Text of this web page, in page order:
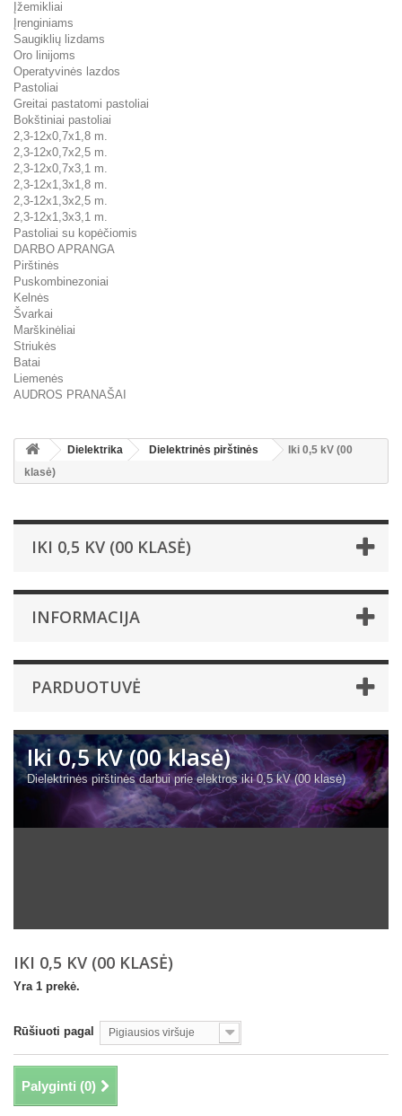
Įžemikliai
Įrenginiams
Saugiklių lizdams
Oro linijoms
Operatyvinės lazdos
Pastoliai
Greitai pastatomi pastoliai
Bokštiniai pastoliai
2,3-12x0,7x1,8 m.
2,3-12x0,7x2,5 m.
2,3-12x0,7x3,1 m.
2,3-12x1,3x1,8 m.
2,3-12x1,3x2,5 m.
2,3-12x1,3x3,1 m.
Pastoliai su kopėčiomis
DARBO APRANGA
Pirštinės
Puskombinezoniai
Kelnės
Švarkai
Marškinėliai
Striukės
Batai
Liemenės
AUDROS PRANAŠAI
Dielektrika Dielektrinės pirštinės
Iki 0,5 kV (00
klasė)
IKI 0,5 KV (00 KLASĖ)
INFORMACIJA
PARDUOTUVĖ
Iki 0,5 kV (00 klasė)
Dielektrinės pirštinės darbui prie elektros iki 0,5 kV (00 klasė)
IKI 0,5 KV (00 KLASĖ)
Yra 1 prekė.
Rūšiuoti pagal Pigiausios viršuje
Palyginti (0)